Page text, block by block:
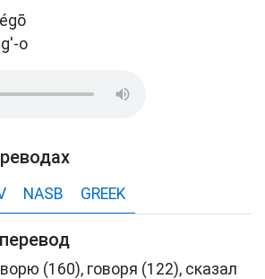
légō
o
NASB GREEK
(160), говоря (122), сказал